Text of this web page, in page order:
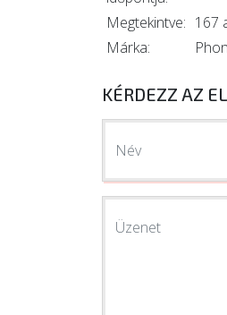
Megtekintve: 167
Márka:
KÉRDEZZ AZ
Név
Üzenet